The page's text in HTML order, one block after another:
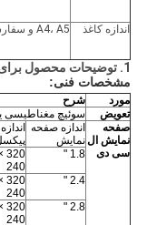
اندازه کاغذ A4، A5 و سفارشی سازی.
1. توضیحات محصول برای فیلم Flip book
مشخصات فنی:
مورد شرح
تعویض
سوئیچ مغناطیسی
صفحه
نمایش ال
سی دی
اندازه صفحه
نمایش
اندازه
1.8 "
×
240
2.4 "
×
240
2.8 "
×
240